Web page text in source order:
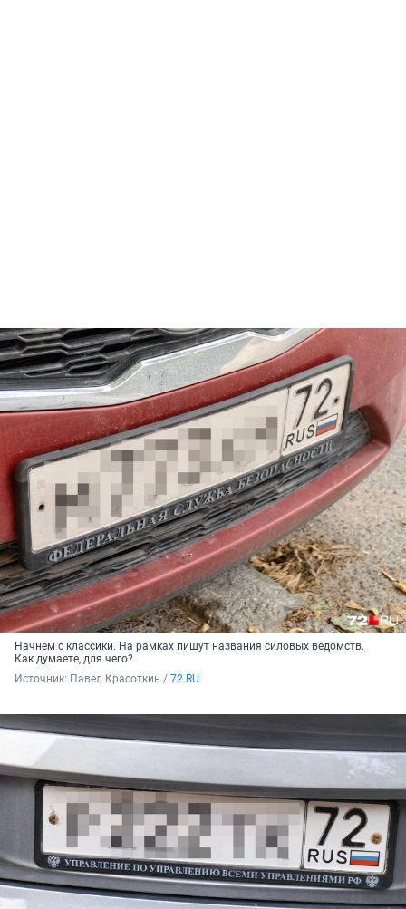
Начнем с классики. На рамках пишут названия силовых ведомств.
Как думаете, для чего?
Источник: Павел Красоткин / 72.RU